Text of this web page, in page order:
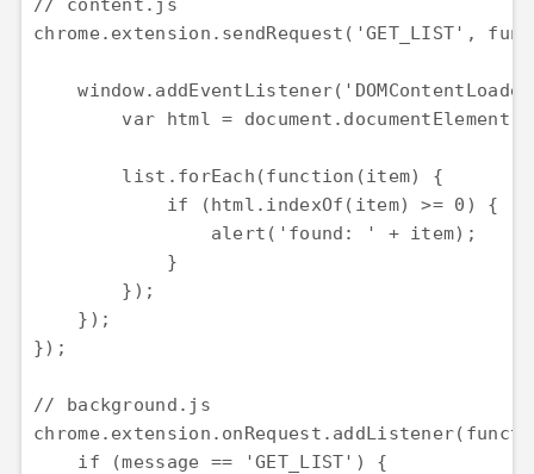
// content.js
chrome.extension.sendRequest('GET_LIST',
var html =
        list.forEach(function(item) {
            if (html.indexOf(item) >= 0) {
                alert('found: ' + item);
            }
        });
    });
});
// background.js
    if (message == 'GET_LIST') {